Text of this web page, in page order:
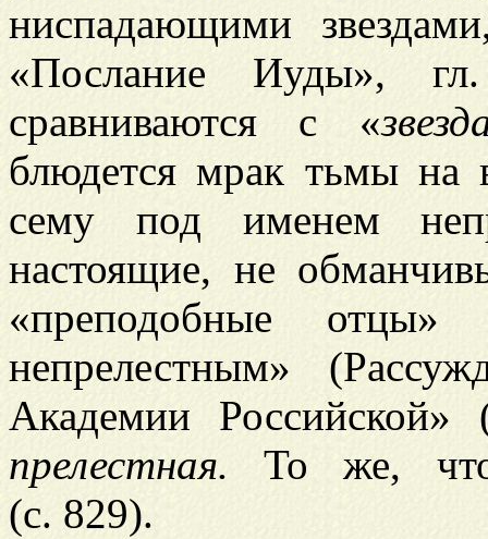
ниспадающими
«Послание Иуды»,
сравниваются с «
блюдется мрак тьмы на
сему под именем
настоящие, не
«преподобные отцы»
непрелестным»
Академии
прелестная. То же, что
(с. 829).